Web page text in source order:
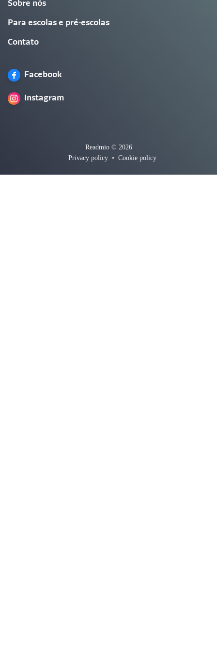
Sobre nós
Para escolas e pré-escolas
Contato
Facebook
Instagram
Readmio © 2026
Privacy policy • Cookie policy